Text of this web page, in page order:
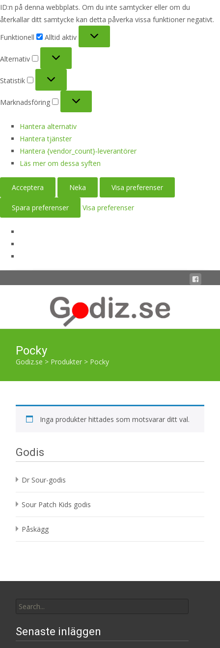
ID:n på denna webbplats. Om du inte samtycker eller om du
återkallar ditt samtycke kan detta påverka vissa funktioner negativt.
Funktionell
Alltid aktiv
Alternativ
Statistik
Marknadsföring
Hantera alternativ
Hantera tjänster
Hantera {vendor_count}-leverantörer
Läs mer om dessa syften
Acceptera Neka Visa preferenser
Spara preferenser Visa preferenser
Pocky
Godiz.se > Produkter > Pocky
Inga produkter hittades som motsvarar ditt val.
Godis
Dr Sour-godis
Sour Patch Kids godis
Påskägg
for:
Senaste inläggen